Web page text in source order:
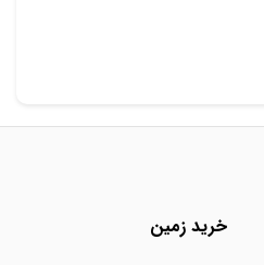
خرید زمین